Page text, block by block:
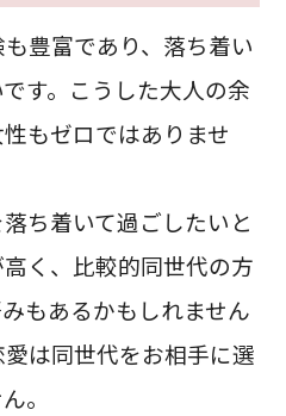
豊富であり、落ち着い
す。こうした大人の余
もゼロではありませ
ち着いて過ごしたいと
く、比較的同世代の方
もあるかもしれません
は同世代をお相手に選
。